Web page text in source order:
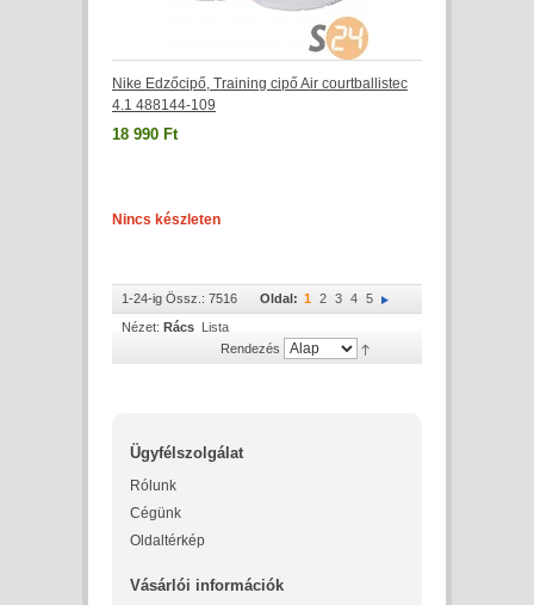
Nike Edzőcipő, Training cipő Air courtballistec
4.1 488144-109
18 990 Ft
Nincs készleten
1-24-ig Össz.: 7516 Oldal: 1 2 3 4
5
Nézet: Rács Lista
Rendezés
Ügyfélszolgálat
Rólunk
Cégünk
Oldaltérkép
Vásárlói információk